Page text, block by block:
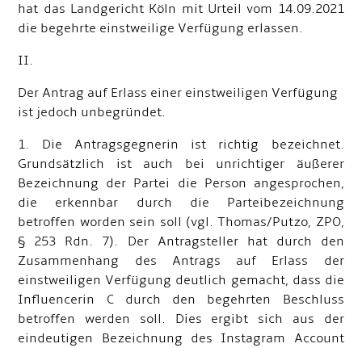
hat das Landgericht Köln mit Urteil vom 14.09.2021
die begehrte einstweilige Verfügung erlassen.
II.
Der Antrag auf Erlass einer einstweiligen Verfügung
ist jedoch unbegründet.
1. Die Antragsgegnerin ist richtig bezeichnet.
Grundsätzlich ist auch bei unrichtiger äußerer
Bezeichnung der Partei die Person angesprochen,
die erkennbar durch die Parteibezeichnung
betroffen worden sein soll (vgl. Thomas/Putzo, ZPO,
§ 253 Rdn. 7). Der Antragsteller hat durch den
Zusammenhang des Antrags auf Erlass der
einstweiligen Verfügung deutlich gemacht, dass die
Influencerin C durch den begehrten Beschluss
betroffen werden soll. Dies ergibt sich aus der
eindeutigen Bezeichnung des Instagram Account